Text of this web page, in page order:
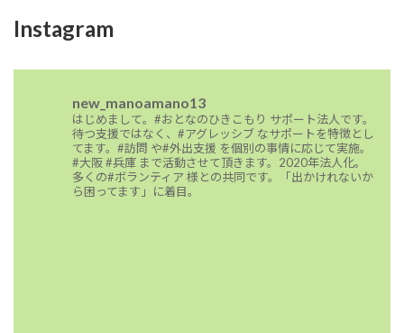
Instagram
new_manoamano13
はじめまして。#おとなのひきこもり サポート法人です。
待つ支援ではなく、#アグレッシブ なサポートを特徴とし
てます。#訪問 や#外出支援 を個別の事情に応じて実施。
#大阪 #兵庫 まで活動させて頂きます。2020年法人化。
多くの#ボランティア 様との共同です。「出かけれないか
ら困ってます」に着目。